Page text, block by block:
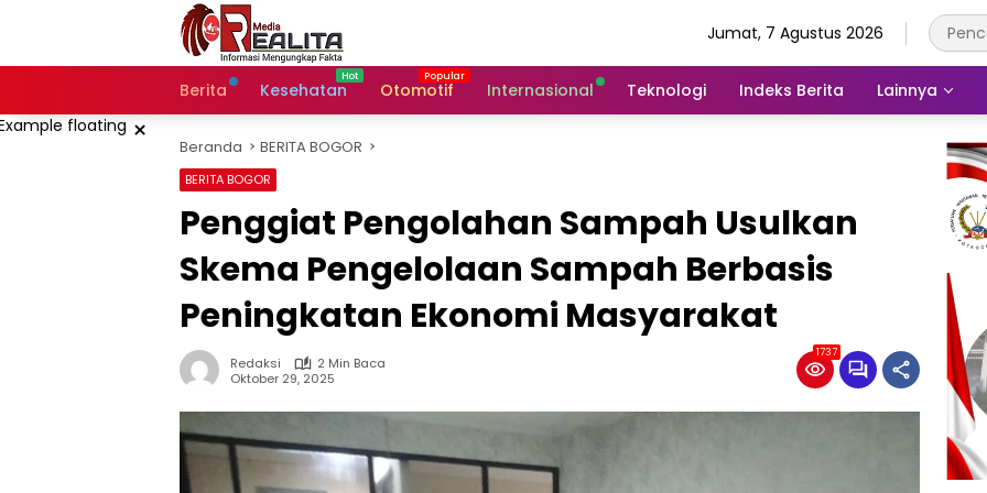
Jumat, 7 Agustus 2026
Berita Kesehatan Otomotif Internasional Teknologi Indeks Berita Lainnya
× Beranda BERITA BOGOR
BERITA BOGOR
Penggiat Pengolahan Sampah Usulkan
Skema Pengelolaan Sampah Berbasis
Peningkatan Ekonomi Masyarakat
Redaksi
2 Min Baca
Oktober 29, 2025
1737